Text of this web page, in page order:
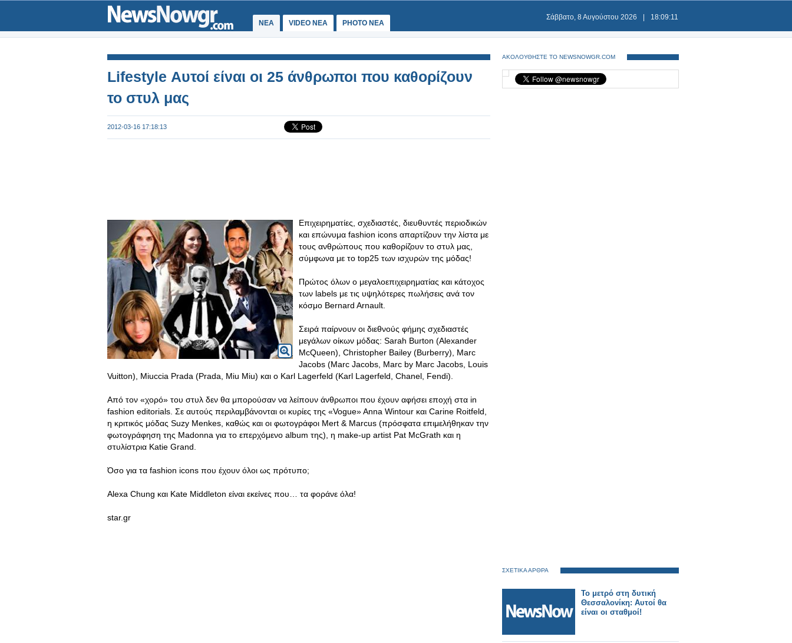
ΝΕΑ VIDEO NEA PHOTO NEA
Σάββατο, 8 Αυγούστου 2026 18:09:11
Lifestyle Αυτοί είναι οι 25 άνθρωποι που καθορίζουν
το στυλ μας
2012-03-16 17:18:13
Επιχειρηματίες, σχεδιαστές, διευθυντές περιοδικών
και επώνυμα fashion icons απαρτίζουν την λίστα με
τους ανθρώπους που καθορίζουν το στυλ μας,
σύμφωνα με το top25 των ισχυρών της μόδας!
Πρώτος όλων ο μεγαλοεπιχειρηματίας και κάτοχος
των labels με τις υψηλότερες πωλήσεις ανά τον
κόσμο Bernard Arnault.
Σειρά παίρνουν οι διεθνούς φήμης σχεδιαστές
μεγάλων οίκων μόδας: Sarah Burton (Alexander
McQueen), Christopher Bailey (Burberry), Marc
Jacobs (Marc Jacobs, Marc by Marc Jacobs, Louis
Vuitton), Miuccia Prada (Prada, Miu Miu) και ο Karl Lagerfeld (Karl Lagerfeld, Chanel, Fendi).
Από τον «χορό» του στυλ δεν θα μπορούσαν να λείπουν άνθρωποι που έχουν αφήσει εποχή στα in
fashion editorials. Σε αυτούς περιλαμβάνονται οι κυρίες της «Vogue» Anna Wintour και Carine Roitfeld,
η κριτικός μόδας Suzy Menkes, καθώς και οι φωτογράφοι Mert & Marcus (πρόσφατα επιμελήθηκαν την
φωτογράφηση της Madonna για το επερχόμενο album της), η make-up artist Pat McGrath και η
στυλίστρια Katie Grand.
Όσο για τα fashion icons που έχουν όλοι ως πρότυπο;
Alexa Chung και Kate Middleton είναι εκείνες που… τα φοράνε όλα!
star.gr
ΑΚΟΛΟΥΘΗΣΤΕ ΤΟ NEWSNOWGR.COM
ΣΧΕΤΙΚΑ ΑΡΘΡΑ
Το μετρό στη δυτική
Θεσσαλονίκη: Αυτοί θα
είναι οι σταθμοί!